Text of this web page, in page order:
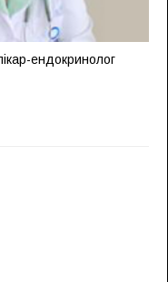
ендокринолог